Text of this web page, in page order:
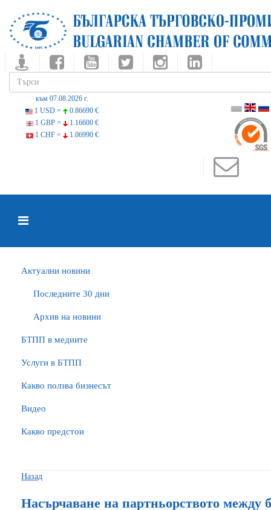
към 07.08.2026 г.
1 USD =
0.86690 €
1 GBP =
1.16600 €
1 CHF =
1.06990 €
Актуални новини
Последните 30 дни
Архив на новини
БTПП в медиите
Услуги в БТПП
Какво ползва бизнесът
Видео
Какво предстои
Назад
Насърчаване на партньорството между